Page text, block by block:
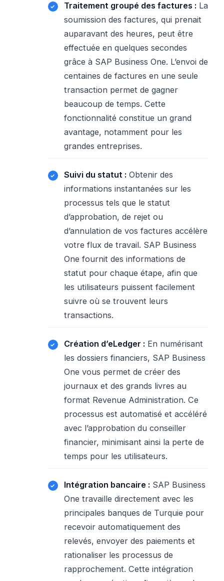
Traitement groupé des factures : La
soumission des factures, qui prenait
auparavant des heures, peut être
effectuée en quelques secondes
grâce à SAP Business One. L’envoi de
centaines de factures en une seule
transaction permet de gagner
beaucoup de temps. Cette
fonctionnalité constitue un grand
avantage, notamment pour les
grandes entreprises.
Suivi du statut : Obtenir des
informations instantanées sur les
processus tels que le statut
d’approbation, de rejet ou
d’annulation de vos factures accélère
votre flux de travail. SAP Business
One fournit des informations de
statut pour chaque étape, afin que
les utilisateurs puissent facilement
suivre où se trouvent leurs
transactions.
Création d’eLedger : En numérisant
les dossiers financiers, SAP Business
One vous permet de créer des
journaux et des grands livres au
format Revenue Administration. Ce
processus est automatisé et accéléré
avec l’approbation du conseiller
financier, minimisant ainsi la perte de
temps pour les utilisateurs.
Intégration bancaire : SAP Business
One travaille directement avec les
principales banques de Turquie pour
recevoir automatiquement des
relevés, envoyer des paiements et
rationaliser les processus de
rapprochement. Cette intégration